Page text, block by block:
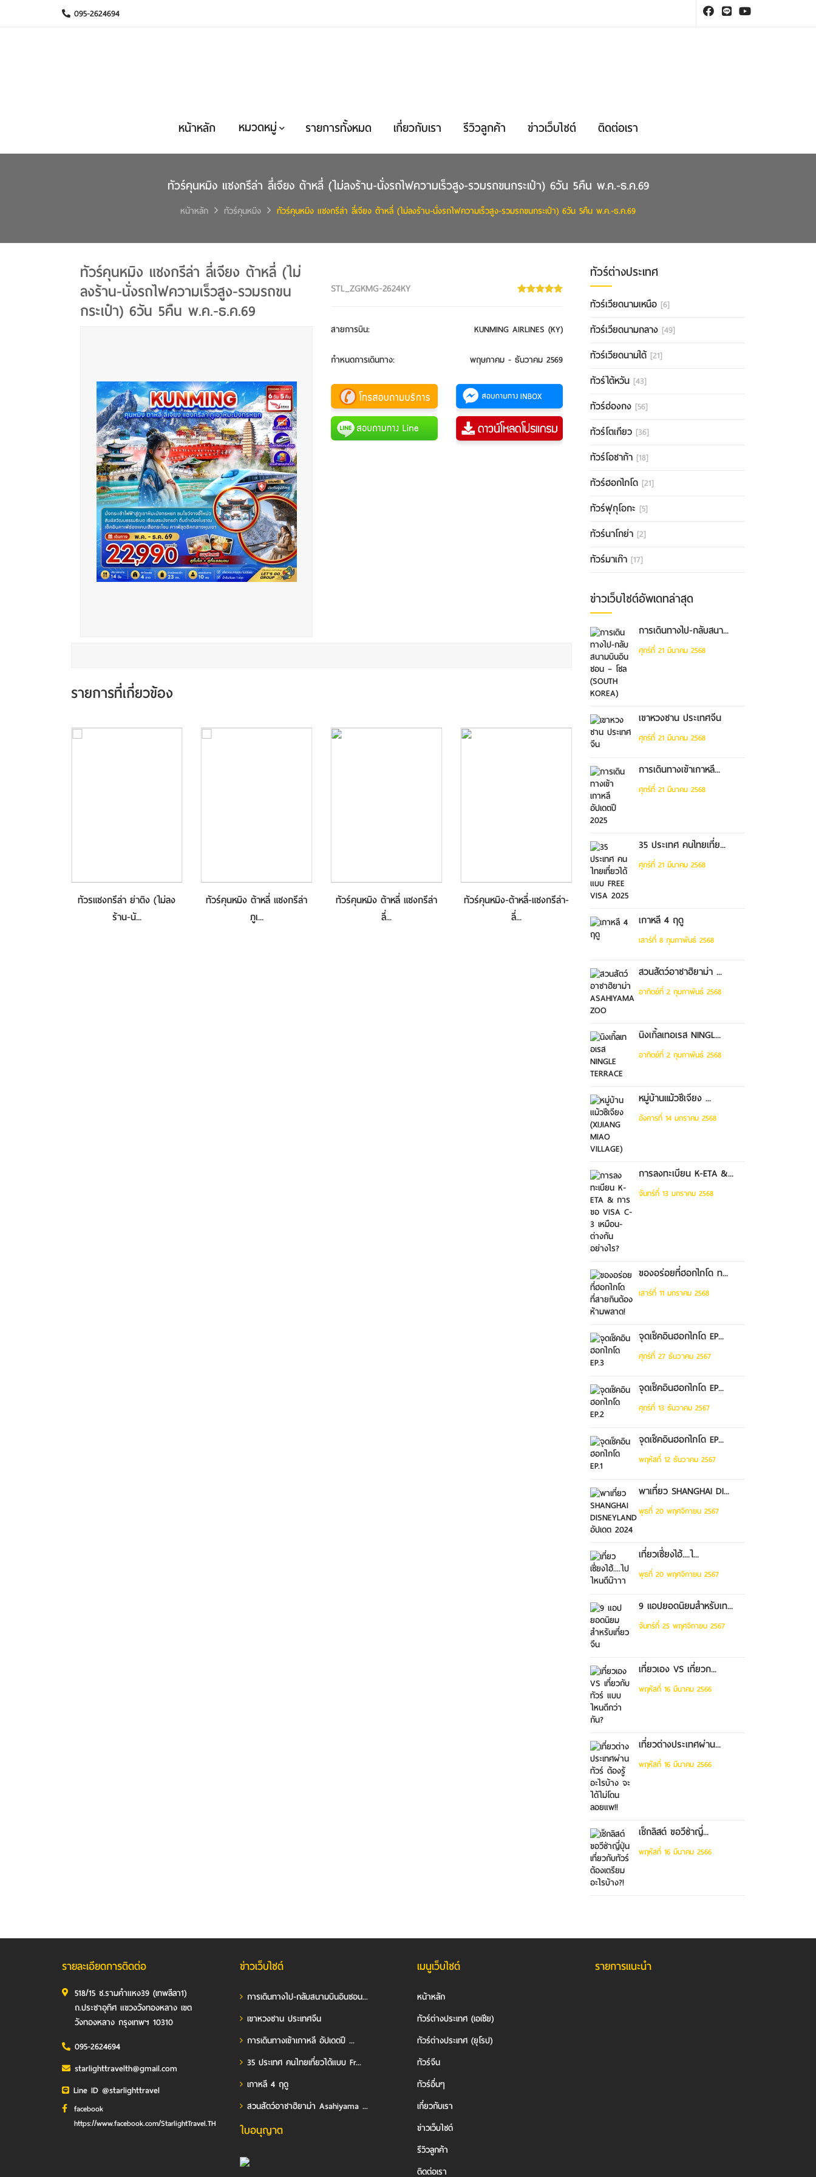
095-2624694
หน้าหลัก หมวดหมู่ รายการทั้งหมด เกี่ยวกับเรา รีวิวลูกค้า ข่าวเว็บไซต์ ติดต่อเรา
ทัวร์คุนหมิง แชงกรีล่า ลี่เจียง ต้าหลี่ (ไม่ลงร้าน-นั่งรถไฟความเร็วสูง-รวมรถขนกระเป๋า) 6วัน 5คืน พ.ค.-ธ.ค.69
หน้าหลัก ทัวร์คุนหมิง ทัวร์คุนหมิง แชงกรีล่า ลี่เจียง ต้าหลี่ (ไม่ลงร้าน-นั่งรถไฟความเร็วสูง-รวมรถขนกระเป๋า) 6วัน 5คืน พ.ค.-ธ.ค.69
ทัวร์คุนหมิง แชงกรีล่า ลี่เจียง ต้าหลี่ (ไม่
ลงร้าน-นั่งรถไฟความเร็วสูง-รวมรถขน
กระเป๋า) 6วัน 5คืน พ.ค.-ธ.ค.69
STL_ZGKMG-2624KY
สายการบิน: KUNMING AIRLINES (KY)
กำหนดการเดินทาง: พฤษภาคม - ธันวาคม 2569
รายการที่เกี่ยวข้อง
ทัวรแชงกรีล่า ย่าติง (ไม่ลง
ร้าน-นั...
ทัวร์คุนหมิง ต้าหลี่ แชงกรีล่า
ภูเ...
ทัวร์คุนหมิง ต้าหลี่ แชงกรีล่า
ลี่...
ทัวร์คุนหมิง-ต้าหลี่-แชงกรีล่า-
ลี่...
ทัวรแชงกรีล่า ย่าติง (ไม่ลง
ร้าน-นั...
ทัวร์ต่างประเทศ
ทัวร์เวียดนามเหนือ [6]
ทัวร์เวียดนามกลาง [49]
ทัวร์เวียดนามใต้ [21]
ทัวร์ไต้หวัน [43]
ทัวร์ฮ่องกง [56]
ทัวร์โตเกียว [36]
ทัวร์โอซาก้า [18]
ทัวร์ฮอกไกโด [21]
ทัวร์ฟุกุโอกะ [5]
ทัวร์นาโกย่า [2]
ทัวร์มาเก๊า [17]
ข่าวเว็บไซต์อัพเดทล่าสุด
การเดินทางไป-กลับสนา...
ศุกร์ที่ 21 มีนาคม 2568
เขาหวงซาน ประเทศจีน
ศุกร์ที่ 21 มีนาคม 2568
การเดินทางเข้าเกาหลี...
ศุกร์ที่ 21 มีนาคม 2568
35 ประเทศ คนไทยเที่ย...
ศุกร์ที่ 21 มีนาคม 2568
เกาหลี 4 ฤดู
เสาร์ที่ 8 กุมภาพันธ์ 2568
สวนสัตว์อาซาฮิยาม่า ...
อาทิตย์ที่ 2 กุมภาพันธ์ 2568
นิงเกิ้ลเทอเรส NINGL...
อาทิตย์ที่ 2 กุมภาพันธ์ 2568
หมู่บ้านแม้วซีเจียง ...
อังคารที่ 14 มกราคม 2568
การลงทะเบียน K-ETA &...
จันทร์ที่ 13 มกราคม 2568
ของอร่อยที่ฮอกไกโด ท...
เสาร์ที่ 11 มกราคม 2568
จุดเช็คอินฮอกไกโด EP...
ศุกร์ที่ 27 ธันวาคม 2567
จุดเช็คอินฮอกไกโด EP...
ศุกร์ที่ 13 ธันวาคม 2567
จุดเช็คอินฮอกไกโด EP...
พฤหัสที่ 12 ธันวาคม 2567
พาเที่ยว SHANGHAI DI...
พุธที่ 20 พฤศจิกายน 2567
เที่ยวเซี่ยงไฮ้....ไ...
พุธที่ 20 พฤศจิกายน 2567
9 แอปยอดนิยมสำหรับเท...
จันทร์ที่ 25 พฤศจิกายน 2567
เที่ยวเอง VS เที่ยวก...
พฤหัสที่ 16 มีนาคม 2566
เที่ยวต่างประเทศผ่าน...
พฤหัสที่ 16 มีนาคม 2566
เช็กลิสต์ ขอวีซ่าญี่...
พฤหัสที่ 16 มีนาคม 2566
รายละเอียดการติดต่อ
518/15 ซ.รามคำแหง39 (เทพลีลา1)
ถ.ประชาอุทิศ แขวงวังทองหลาง เขต
วังทองหลาง กรุงเทพฯ 10310
095-2624694
starlighttravelth@gmail.com
Line ID @starlighttravel
facebook
https://www.facebook.com/StarlightTravel.TH
ข่าวเว็บไซต์
การเดินทางไป-กลับสนามบินอินชอน...
เขาหวงซาน ประเทศจีน
การเดินทางเข้าเกาหลี อัปเดตปี ...
35 ประเทศ คนไทยเที่ยวได้แบบ Fr...
เกาหลี 4 ฤดู
สวนสัตว์อาซาฮิยาม่า Asahiyama ...
ใบอนุญาต
เมนูเว็บไซต์
หน้าหลัก
ทัวร์ต่างประเทศ (เอเชีย)
ทัวร์ต่างประเทศ (ยุโรป)
ทัวร์จีน
ทัวร์อื่นๆ
เกี่ยวกับเรา
ข่าวเว็บไซต์
รีวิวลูกค้า
ติดต่อเรา
รายการแนะนำ